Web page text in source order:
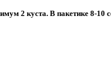
2 куста. В пакетике 8-10